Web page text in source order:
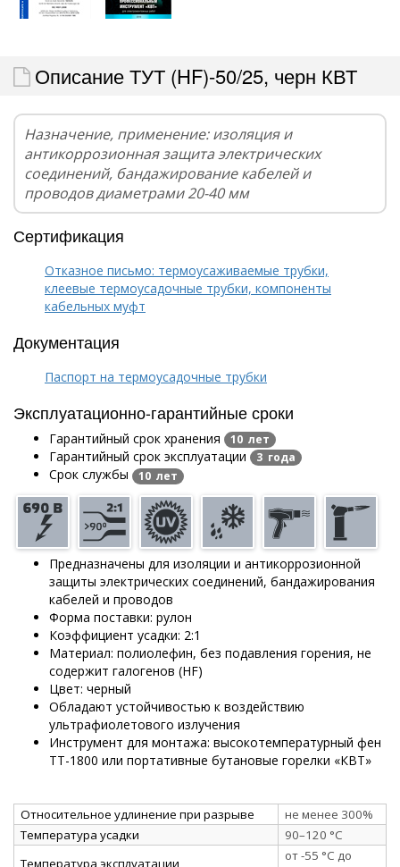
Описание ТУТ (HF)-50/25, черн КВТ
Назначение, применение: изоляция и
антикоррозионная защита электрических
соединений, бандажирование кабелей и
проводов диаметрами 20-40 мм
Сертификация
Отказное письмо: термоусаживаемые трубки,
клеевые термоусадочные трубки, компоненты
кабельных муфт
Документация
Паспорт на термоусадочные трубки
Эксплуатационно-гарантийные сроки
Гарантийный срок хранения 10 лет
Гарантийный срок эксплуатации 3 года
Срок службы 10 лет
Предназначены для изоляции и антикоррозионной
защиты электрических соединений, бандажирования
кабелей и проводов
Форма поставки: рулон
Коэффициент усадки: 2:1
Материал: полиолефин, без подавления горения, не
содержит галогенов (HF)
Цвет: черный
Обладают устойчивостью к воздействию
ультрафиолетового излучения
Инструмент для монтажа: высокотемпературный фен
ТТ-1800 или портативные бутановые горелки «КВТ»
Относительное удлинение при разрыве
не менее 300%
Температура усадки
90–120 °C
Температура эксплуатации
от -55 °C до